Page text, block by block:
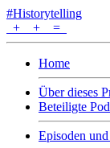
#Historytelling
+
+ =
Home
Über dieses
Beteiligte
Episoden